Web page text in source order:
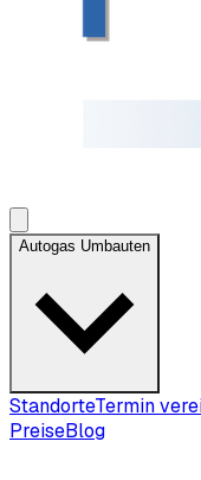
Autogas Umbauten
StandorteTermin
PreiseBlog